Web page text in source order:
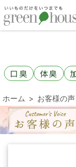
口臭 体臭
ホーム お客様の声